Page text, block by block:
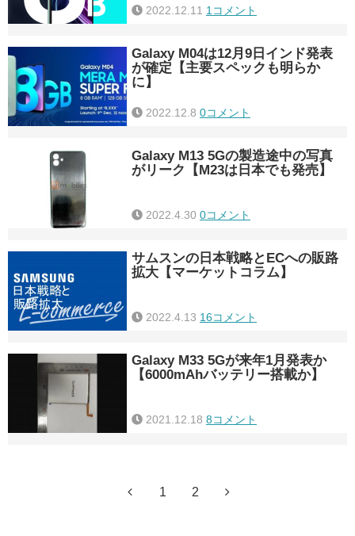
2022.12.11 1コメント
Galaxy M04は12月9日インド発表
が確定【主要スペックも明らか
に】
2022.12.8 0コメント
Galaxy M13 5Gの製造途中の写真
がリーク【M23は日本でも発売】
2022.4.30 0コメント
サムスンの日本戦略とECへの販路
拡大【マーケットコラム】
2022.4.13 16コメント
Galaxy M33 5Gが来年1月発表か
【6000mAhバッテリー搭載か】
2021.12.18 8コメント
1 2